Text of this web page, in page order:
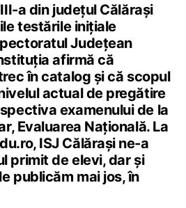
a din județul Călărași
testările inițiale
Județean
afirmă că
în catalog și că scopul
actual de pregătire
examenului de la
Evaluarea Națională. La
ISJ Călărași ne-a
primit de elevi, dar și
publicăm mai jos, în